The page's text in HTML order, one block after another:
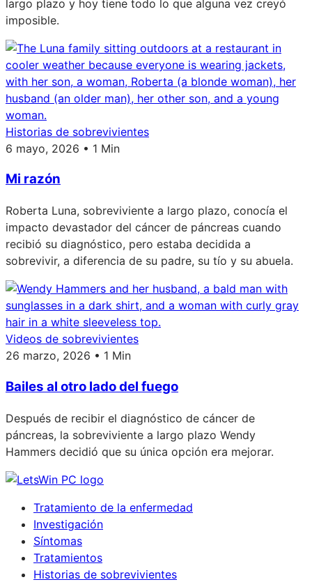
largo plazo y hoy tiene todo lo que alguna vez creyó
imposible.
Historias de sobrevivientes
6 mayo, 2026 • 1 Min
Mi razón
Roberta Luna, sobreviviente a largo plazo, conocía el
impacto devastador del cáncer de páncreas cuando
recibió su diagnóstico, pero estaba decidida a
sobrevivir, a diferencia de su padre, su tío y su abuela.
Videos de sobrevivientes
26 marzo, 2026 • 1 Min
Bailes al otro lado del fuego
Después de recibir el diagnóstico de cáncer de
páncreas, la sobreviviente a largo plazo Wendy
Hammers decidió que su única opción era mejorar.
Tratamiento de la enfermedad
Investigación
Síntomas
Tratamientos
Historias de sobrevivientes